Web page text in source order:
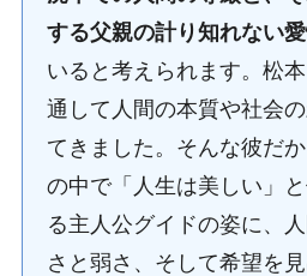
する父親の計り知れない
いると考えられます。松
通して人間の本質や社会
てきました。そんな彼だ
の中で「人生は美しい」
る主人公グイドの姿に、
さと弱さ、そして希望を